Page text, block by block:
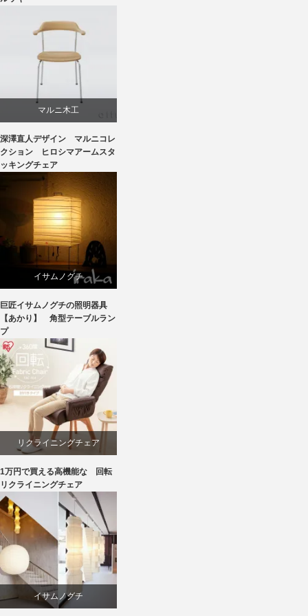
ニトリ
マルニ木工
深澤直人
深澤直人デザイン マルニコレ
クション ヒロシマアームスタ
ッキングチェア
イサムノグチ
国産
照明器具
巨匠イサムノグチの照明器具
【あかり】 角型テーブルラン
プ
リクライニングチェア
回転椅子
椅子
1万円で買える高機能な 回転
リクライニングチェア
イサムノグチ